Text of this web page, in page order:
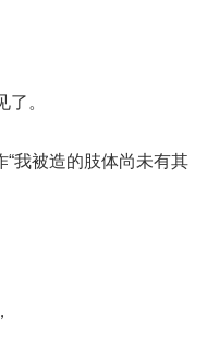
。
我被造的肢体尚未有其